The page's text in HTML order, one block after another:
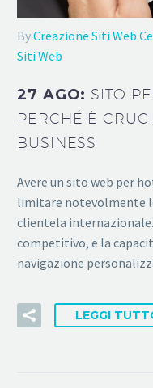
ByCreazione Siti Web
Siti Web
27 AGO: SITO
PERCHÉ È
BUSINESS
Avere un sito web per
limitare notevolmente
clientela
competitivo, e la
navigazione
LEGGI